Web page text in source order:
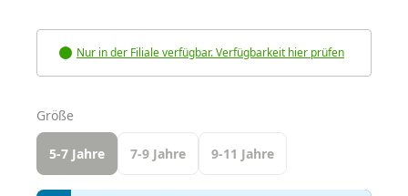
Nur in der Filiale verfügbar. Verfügbarkeit hier prüfen
Größe
5-7 Jahre 7-9 Jahre 9-11 Jahre